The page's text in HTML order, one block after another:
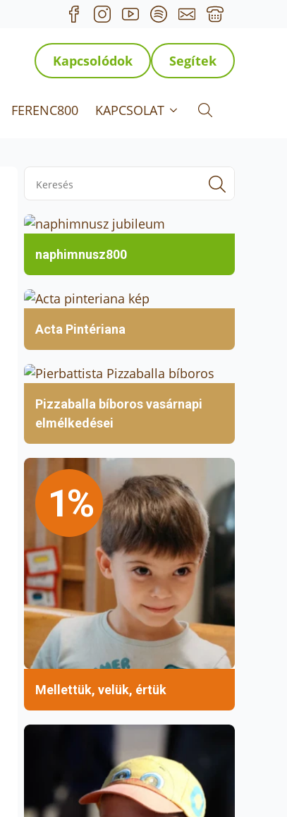
Kapcsolódok Segítek
FERENC800
KAPCSOLAT
Search
naphimnusz800
Acta Pintériana
Pizzaballa bíboros vasárnapi
elmélkedései
1%
Mellettük, velük, értük